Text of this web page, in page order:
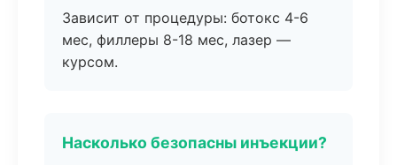
Зависит от процедуры: ботокс 4-6
мес, филлеры 8-18 мес, лазер —
курсом.
Насколько безопасны инъекции?